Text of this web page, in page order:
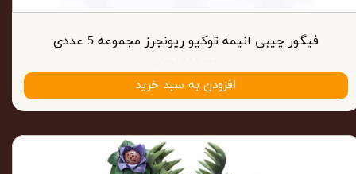
فیگور چیبی انیمه توکیو ریونجرز مجموعه 5 عددی
افزودن به سبد خرید